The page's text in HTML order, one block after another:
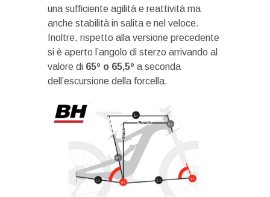
una sufficiente agilità e reattività ma
anche stabilità in salita e nel veloce.
Inoltre, rispetto alla versione precedente
si è aperto l’angolo di sterzo arrivando al
valore di 65º o 65,5º a seconda
dell’escursione della forcella.